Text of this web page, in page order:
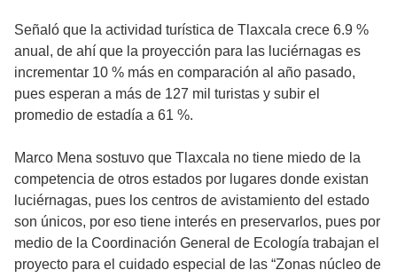
Señaló que la actividad turística de Tlaxcala crece 6.9 %
anual, de ahí que la proyección para las luciérnagas es
incrementar 10 % más en comparación al año pasado,
pues esperan a más de 127 mil turistas y subir el
promedio de estadía a 61 %.
Marco Mena sostuvo que Tlaxcala no tiene miedo de la
competencia de otros estados por lugares donde existan
luciérnagas, pues los centros de avistamiento del estado
son únicos, por eso tiene interés en preservarlos, pues por
medio de la Coordinación General de Ecología trabajan el
proyecto para el cuidado especial de las “Zonas núcleo de